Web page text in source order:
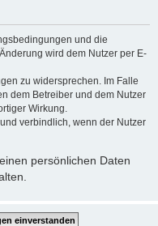
und die
wird dem Nutzer per E-
zu widersprechen. Im Falle
dem Betreiber und dem Nutzer
Wirkung.
verbindlich, wenn der Nutzer
persönlichen Daten